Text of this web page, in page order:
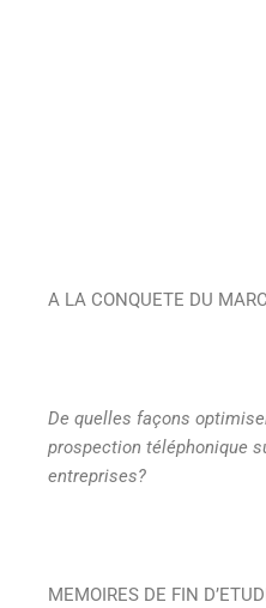
A LA CONQUETE DU
De quelles façons
prospection téléphonique
entreprises?
MEMOIRES DE FIN